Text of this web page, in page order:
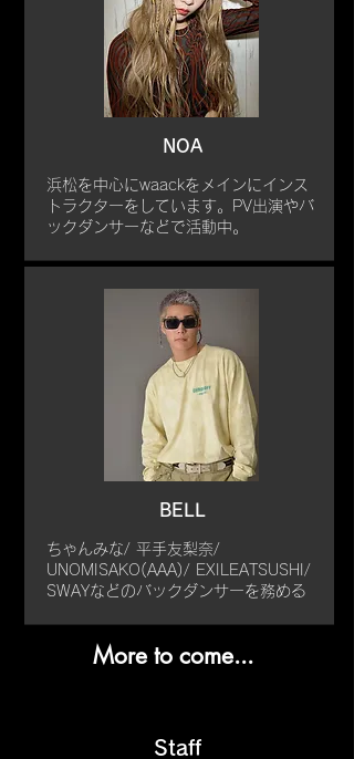
NOA
浜松を中心にwaackをメインにインス
トラクターをしています。PV出演やバ
ックダンサーなどで活動中。
BELL
ちゃんみな/ 平手友梨奈/
UNOMISAKO(AAA)/ EXILEATSUSHI/
SWAYなどのバックダンサーを務める
More to come...
Staff